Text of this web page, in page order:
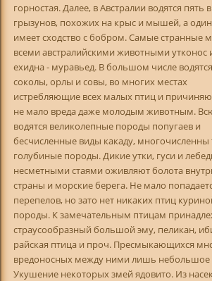
горностая. Далее, в Австралии водятся пять
грызунов, похожих на крыс и мышей, а
имеет сходство с бобром. Самые странные
всеми австралийскими животными утконос
ехидна - муравьед. В большом числе водятся
соколы, орлы и совы, во многих местах
истребляющие всех малых птиц и
не мало вреда даже молодым животным.
водятся великолепные породы попугаев и
бесчисленные виды какаду, многочисленны
голубиные породы. Дикие утки, гуси и
несметными стаями оживляют болота
страны и морские берега. Не мало
перепелов, но зато нет никаких птиц
породы. К замечательным птицам
страусообразный большой эму, пеликан,
райская птица и проч. Пресмыкающихся
вредоносных между ними лишь небольшое
Укушение некоторых змей ядовито. Из